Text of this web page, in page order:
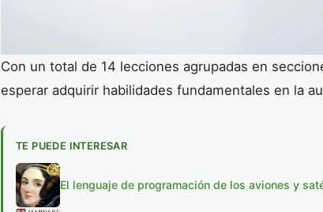
Con un total de 14 lecciones agrupadas en
esperar adquirir habilidades fundamentales en la
TE PUEDE INTERESAR
El lenguaje de programación de los aviones y